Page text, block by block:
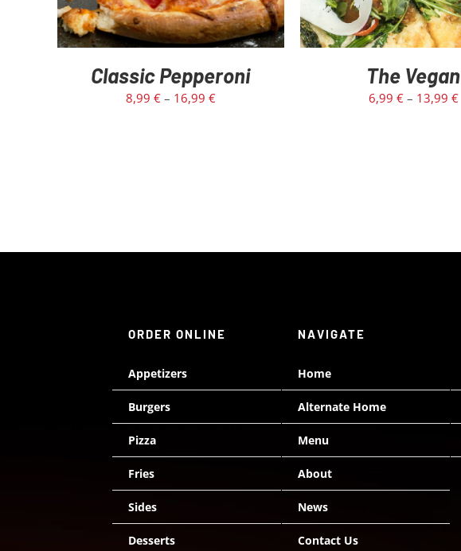
Classic Pepperoni
8,99 €– 16,99 €
The Vegan
6,99 €– 13,99 €
ORDER ONLINE
Appetizers
Burgers
Pizza
Fries
Sides
Desserts
NAVIGATE
Home
Alternate Home
Menu
About
News
Contact Us